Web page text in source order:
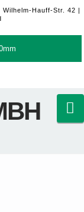
Wilhelm-Hauff-Str. 42 |